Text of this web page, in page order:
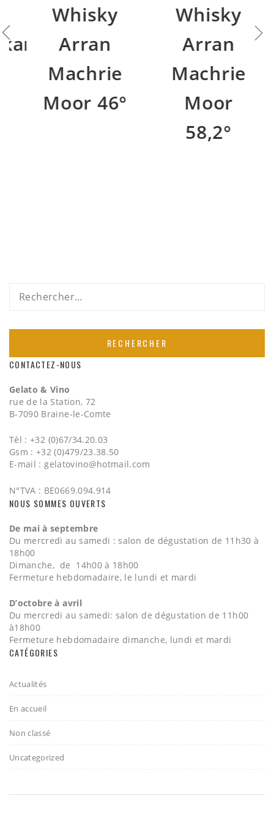
Whisky
Arran
Machrie
Moor 46°
Whisky
Arran
Machrie
Moor
58,2°
Rechercher :
CONTACTEZ-NOUS
Gelato & Vino
rue de la Station, 72
B-7090 Braine-le-Comte
Tél : +32 (0)67/34.20.03
Gsm : +32 (0)479/23.38.50
E-mail :gelatovino@hotmail.com
N°TVA : BE0669.094.914
NOUS SOMMES OUVERTS
De mai à septembre
Du mercredi au samedi : salon de dégustation de 11h30 à
18h00
Dimanche, de 14h00 à 18h00
Fermeture hebdomadaire, le lundi et mardi
D’octobre à avril
Du mercredi au samedi: salon de dégustation de 11h00
à18h00
Fermeture hebdomadaire dimanche, lundi et mardi
CATÉGORIES
Actualités
En accueil
Non classé
Uncategorized